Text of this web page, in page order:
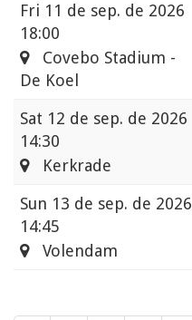
Fri 11 de sep. de 2026
18:00
Covebo Stadium -
De Koel
Sat 12 de sep. de 2026
14:30
Kerkrade
Sun 13 de sep. de 2026
14:45
Volendam